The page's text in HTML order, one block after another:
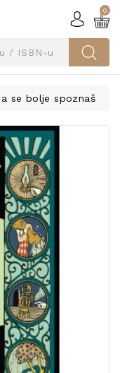
0
se bolje spoznaš